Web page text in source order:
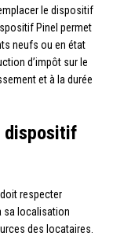
le dispositif
Pinel permet
neufs ou en état
d’impôt sur le
et à la durée
dispositif
respecter
sa localisation
des locataires.